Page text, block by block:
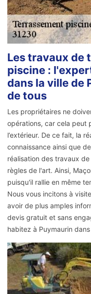
Les travaux de
piscine :
dans la ville de
de tous
Les propriétaires ne
opérations, car cela peut
l’extérieur. De ce fait, la
connaissance ainsi que
réalisation des travaux
règles de l'art. Ainsi,
puisqu'il rallie en même
Nous vous incitons à
avoir de plus amples
devis gratuit et sans
habitez à Puymaurin